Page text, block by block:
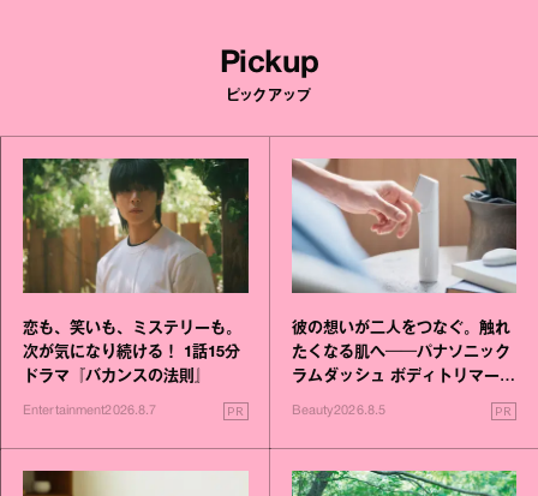
Pickup
ピックアップ
恋も、笑いも、ミステリーも。
次が気になり続ける！ 1話15分
ドラマ『バカンスの法則』
Entertainment2026.8.7 PR
彼の想いが二人をつなぐ。触れ
たくなる肌へ──パナソニック
ラムダッシュ ボディトリマーが
進化！
Beauty2026.8.5 PR